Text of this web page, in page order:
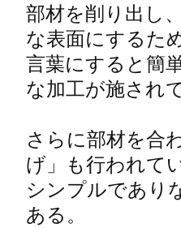
部材を削り出し
な表面にするた
言葉にすると簡
な加工が施され
さらに部材を合
げ」も行われて
シンプルであり
ある。